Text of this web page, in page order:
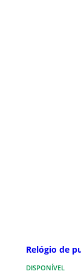
Relógio de
DISPONÍVEL